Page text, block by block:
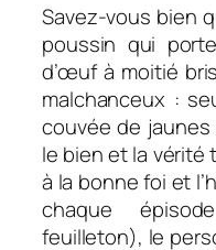
Savez-vous bien
poussin qui
d’œuf à moitié
malchanceux :
couvée de
le bien et la vérité
à la bonne foi et
chaque
feuilleton), le